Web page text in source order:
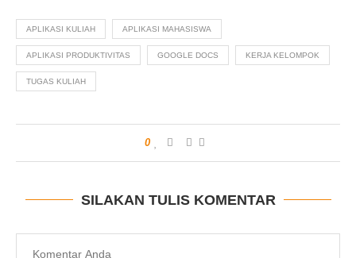
APLIKASI KULIAH APLIKASI MAHASISWA
APLIKASI PRODUKTIVITAS GOOGLE DOCS KERJA KELOMPOK
TUGAS KULIAH
0
SILAKAN TULIS KOMENTAR